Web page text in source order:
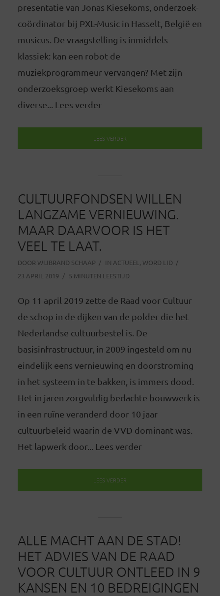
presentatie van Jonas Kiesekoms, onderzoek-
coördinator bij PXL-Music in Hasselt, België en
musicus. De vraagstelling is inmiddels
klassiek: kan een robot de
muziekprogrammeur vervangen? Met zijn
onderzoeksgroep werkt Kiesekoms aan
diverse... Lees verder
LEES VERDER
CULTUURFONDSEN WILLEN
LANGZAME VERNIEUWING.
MAAR DAARVOOR IS HET
VEEL TE LAAT.
DOOR WIJBRAND SCHAAP IN ACTUEEL , WORD LID
23 APRIL 2019
5 MINUTEN LEESTIJD
Op 11 april 2019 zette de Raad voor Cultuur
de schop in de dijken van de polder die het
Nederlandse cultuurbestel is. De
basisinfrastructuur, in 2009 ingesteld om nu
eindelijk eens vernieuwing en doorstroming
in het systeem in te bakken, is immers dood.
Het in jaren zorgvuldig bedachte bouwwerk is
in een ruïne veranderd door 10 jaar
cultuurbeleid waarin de VVD dominant was.
Het lapwerk door... Lees verder
LEES VERDER
ALLE MACHT AAN DE STAD!
HET ADVIES VAN DE RAAD
VOOR CULTUUR ONTLEED IN 9
KANSEN EN 10 BEDREIGINGEN